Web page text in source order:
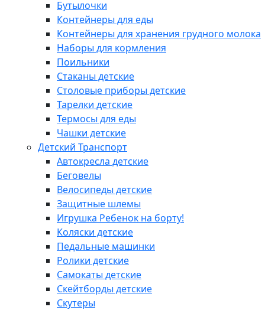
Бутылочки
Контейнеры для еды
Контейнеры для хранения грудного молока
Наборы для кормления
Поильники
Стаканы детские
Столовые приборы детские
Тарелки детские
Термосы для еды
Чашки детские
Детский Транспорт
Автокресла детские
Беговелы
Велосипеды детские
Защитные шлемы
Игрушка Ребенок на борту!
Коляски детские
Педальные машинки
Ролики детские
Самокаты детские
Скейтборды детские
Скутеры